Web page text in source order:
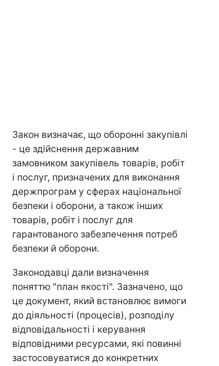
Закон визначає, що оборонні закупівлі
- це здійснення державним
замовником закупівель товарів, робіт
і послуг, призначених для виконання
держпрограм у сферах національної
безпеки і оборони, а також інших
товарів, робіт і послуг для
гарантованого забезпечення потреб
безпеки й оборони.
Законодавці дали визначення
поняттю "план якості". Зазначено, що
це документ, який встановлює вимоги
до діяльності (процесів), розподілу
відповідальності і керування
відповідними ресурсами, які повинні
застосовуватися до конкретних